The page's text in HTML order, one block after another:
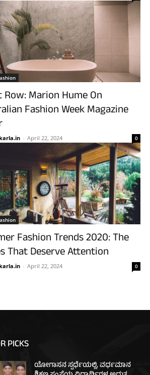
Marion Hume On
Fashion Week Magazine
- April 22, 2024 0
Fashion Trends 2020: The
That Deserve Attention
- April 22, 2024 0
PICKS
ಯೋಗಾಸನ ಸ್ಪರ್ಧೆಯಲ್ಲಿ, ವರ್ಧಮಾನ